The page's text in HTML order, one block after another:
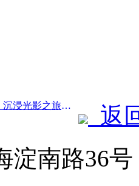
前一篇：巨片电影酒店：‌沉浸光影之旅，巨片电影酒店定义出行新体验
返
淀南路36